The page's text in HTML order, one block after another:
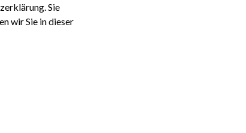
Sie
wir Sie in dieser